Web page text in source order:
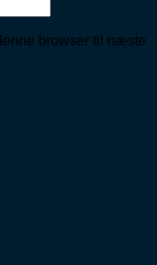
browser til næste